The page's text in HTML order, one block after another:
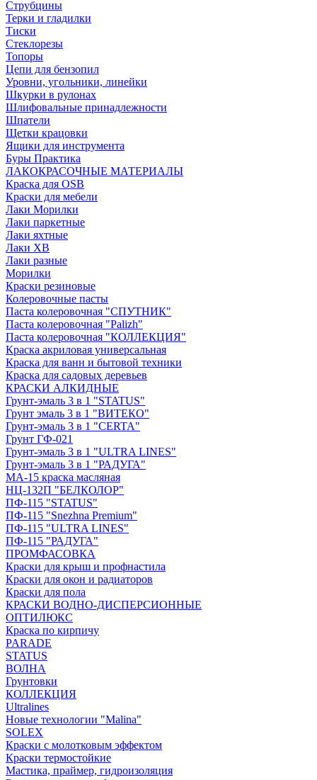
Струбцины
Терки и гладилки
Тиски
Стеклорезы
Топоры
Цепи для бензопил
Уровни, угольники, линейки
Шкурки в рулонах
Шлифовальные принадлежности
Шпатели
Щетки крацовки
Ящики для инструмента
Буры Практика
ЛАКОКРАСОЧНЫЕ МАТЕРИАЛЫ
Краска для OSB
Краски для мебели
Лаки Морилки
Лаки паркетные
Лаки яхтные
Лаки ХВ
Лаки разные
Морилки
Краски резиновые
Колеровочные пасты
Паста колеровочная "СПУТНИК"
Паста колеровочная "Palizh"
Паста колеровочная "КОЛЛЕКЦИЯ"
Краска акриловая универсальная
Краска для ванн и бытовой техники
Краска для садовых деревьев
КРАСКИ АЛКИДНЫЕ
Грунт-эмаль 3 в 1 "STATUS"
Грунт эмаль 3 в 1 "ВИТЕКО"
Грунт-эмаль 3 в 1 "CERTA"
Грунт ГФ-021
Грунт-эмаль 3 в 1 "ULTRA LINES"
Грунт-эмаль 3 в 1 "РАДУГА"
МА-15 краска масляная
НЦ-132П "БЕЛКОЛОР"
ПФ-115 "STATUS"
ПФ-115 "Snezhna Premium"
ПФ-115 "ULTRA LINES"
ПФ-115 "РАДУГА"
ПРОМФАСОВКА
Краски для крыш и профнастила
Краски для окон и радиаторов
Краски для пола
КРАСКИ ВОДНО-ДИСПЕРСИОННЫЕ
ОПТИЛЮКС
Краска по кирпичу
PARADE
STATUS
ВОЛНА
Грунтовки
КОЛЛЕКЦИЯ
Ultralines
Новые технологии "Malina"
SOLEX
Краски с молотковым эффектом
Краски термостойкие
Мастика, праймер, гидроизоляция